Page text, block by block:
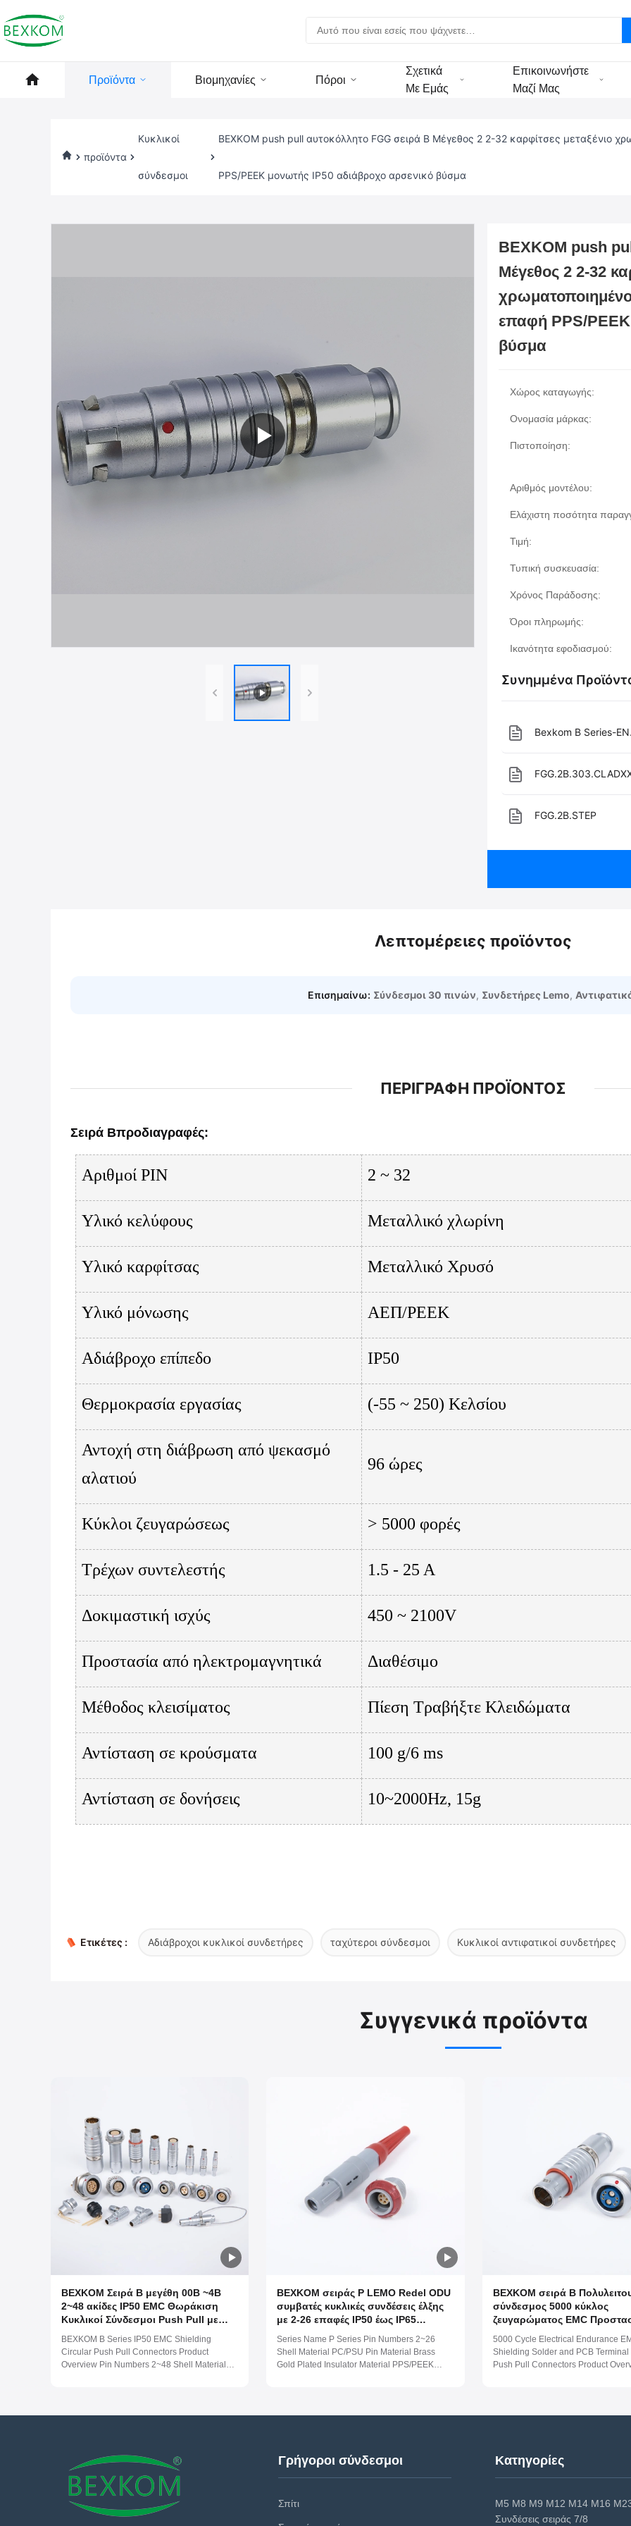
Προϊόντα Βιομηχανίες Πόροι
Σχετικά
Με Εμάς
Επικοινωνήστε
Μαζί Μας
προϊόντα
Κυκλικοί
σύνδεσμοι
BEXKOM push pull αυτοκόλλητο FGG σειρά B Μέγεθος 2 2-32 καρφίτσες μεταξένιο
PPS/PEEK μονωτής IP50 αδιάβροχο αρσενικό βύσμα
BEXKOM push
Μέγεθος 2 2-32
επαφή PPS/
βύσμα
Χώρος καταγωγής:
Ονομασία μάρκας:
Πιστοποίηση:
Αριθμός μοντέλου:
Ελάχιστη ποσότητα
Τιμή:
Τυπική συσκευασία:
Χρόνος Παράδοσης:
Όροι πληρωμής:
Ικανότητα εφοδιασμού:
Συνημμένα
Bexkom B Series-
FGG.2B.STEP
Λεπτομέρειες προϊόντος
Επισημαίνω: Σύνδεσμοι 30 πινών, Συνδετήρες Lemo,
ΠΕΡΙΓΡΑΦΉ ΠΡΟΪΌΝΤΟΣ
Σειρά Βπροδιαγραφές:
Αριθμοί PIN 2 ~ 32
Υλικό κελύφους Μεταλλικό χλωρίνη
Υλικό καρφίτσας Μεταλλικό Χρυσό
Υλικό μόνωσης ΑΕΠ/PEEK
Αδιάβροχο επίπεδο IP50
Θερμοκρασία εργασίας (-55 ~ 250) Κελσίου
Αντοχή στη διάβρωση από ψεκασμό
αλατιού
96 ώρες
Κύκλοι ζευγαρώσεως > 5000 φορές
Τρέχων συντελεστής 1.5 - 25 Α
Δοκιμαστική ισχύς 450 ~ 2100V
Προστασία από ηλεκτρομαγνητικά Διαθέσιμο
Μέθοδος κλεισίματος Πίεση Τραβήξτε Κλειδώματα
Αντίσταση σε κρούσματα 100 g/6 ms
Αντίσταση σε δονήσεις 10~2000Hz, 15g
Ετικέτες : Αδιάβροχοι κυκλικοί συνδετήρες ταχύτεροι σύνδεσμοι Κυκλικοί αντιφατικοί συνδετήρες
Συγγενικά προϊόντα
BEXKOM Σειρά B μεγέθη 00B ~4B
2~48 ακίδες IP50 EMC Θωράκιση
Κυκλικοί Σύνδεσμοι Push Pull με
LEMO
BEXKOM B Series IP50 EMC Shielding
Circular Push Pull Connectors Product
Overview Pin Numbers 2~48 Shell Material
~ 250) Centigrade Salt spray corrosion
BEXKOM σειράς P LEMO Redel ODU
συμβατές κυκλικές συνδέσεις έλξης
με 2-26 επαφές IP50 έως IP65
Χαλκό επαφές πλαστικό κέλυφος για
ιατρικές συσκευές
Series Name P Series Pin Numbers 2~26
Shell Material PC/PSU Pin Material Brass
Gold Plated Insulator Material PPS/PEEK
Cycles >2000 times Current Rate 1.5 - 13 A
BEXKOM σειρά Β
σύνδεσμος 5000 κύκλος
ζευγαρώματος EMC
και σήματος IP50 έως IP68
αδιάβροχος
5000 Cycle Electrical Endurance
Shielding Solder and PCB
Push Pull Connectors Product
Level IP50 Work Temperature (-55
Γρήγοροι σύνδεσμοι
Σπίτι
Κατηγορίες
M5 M8 M9 M12 M14 M16
Συνδέσεις σειράς 7/8